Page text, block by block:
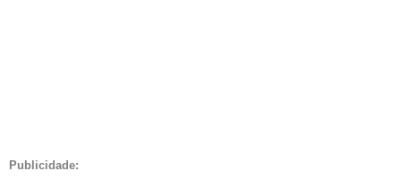
Publicidade: